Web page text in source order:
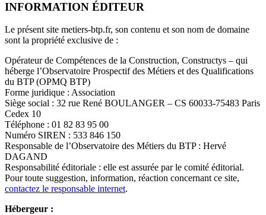
INFORMATION ÉDITEUR
Le présent site metiers-btp.fr, son contenu et son nom de domaine
sont la propriété exclusive de :
Opérateur de Compétences de la Construction, Constructys – qui
héberge l’Observatoire Prospectif des Métiers et des Qualifications
du BTP (OPMQ BTP)
Forme juridique : Association
Siège social : 32 rue René BOULANGER – CS 60033-75483 Paris
Cedex 10
Téléphone : 01 82 83 95 00
Numéro SIREN : 533 846 150
Responsable de l’Observatoire des Métiers du BTP : Hervé
DAGAND
Responsabilité éditoriale : elle est assurée par le comité éditorial.
Pour toute suggestion, information, réaction concernant ce site,
contactez le responsable internet.
Hébergeur :